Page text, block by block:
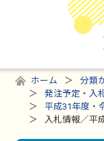
ホーム 分類
発注予定・入
平成31年度・
入札情報／平